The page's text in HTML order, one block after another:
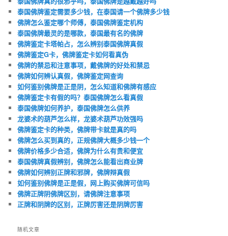
泰国佛牌鉴定需要多少钱，在泰国请一个佛牌多少钱
佛牌怎么鉴定哪个师傅，泰国佛牌鉴定机构
泰国佛牌最灵的是哪款，泰国最有名的佛牌
佛牌鉴定卡塔帕占，怎么辨别泰国佛牌真假
佛牌鉴定G卡，佛牌鉴定卡如何看真伪
佛牌的禁忌和注意事项，戴佛牌的好处和禁忌
佛牌如何辨认真假，佛牌鉴定网查询
如何鉴别佛牌是正是阴，怎么知道和佛牌有感应
佛牌鉴定卡有假的吗？泰国佛牌怎么看真假
泰国佛牌如何养护，泰国佛牌怎么供养
龙婆术的葫芦怎么样，龙婆术葫芦功效强吗
佛牌鉴定卡的种类，佛牌带卡就是真的吗
佛牌怎么买到真的，正规佛牌大概多少钱一个
佛牌价格多少合适，佛牌为什么有贵和便宜
泰国佛牌真假辨别，佛牌怎么能看出商业牌
佛牌如何辨别正牌和邪牌，佛牌辩真假
如何鉴别佛牌是正是假，网上购买佛牌可信吗
佛牌正牌阴佛牌区别，请佛牌注意事项
正牌和阴牌的区别，正牌厉害还是阴牌厉害
随机文章